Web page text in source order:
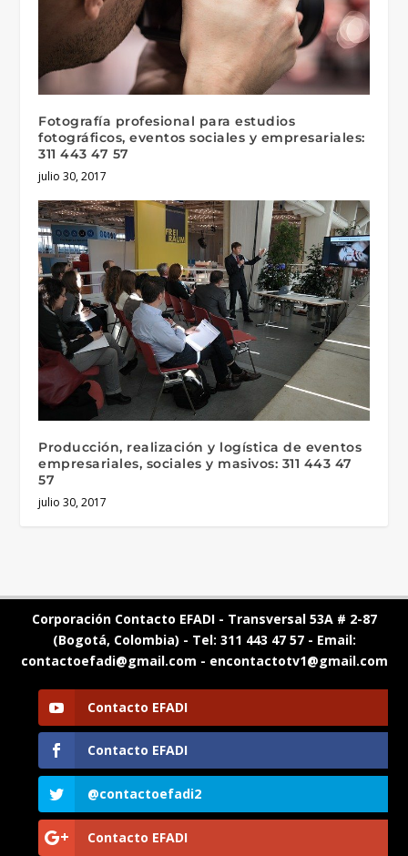
Fotografía profesional para estudios
fotográficos, eventos sociales y empresariales:
311 443 47 57
julio 30, 2017
Producción, realización y logística de eventos
empresariales, sociales y masivos: 311 443 47
57
julio 30, 2017
Corporación Contacto EFADI - Transversal 53A # 2-87
(Bogotá, Colombia) - Tel: 311 443 47 57 - Email:
contactoefadi@gmail.com - encontactotv1@gmail.com
Contacto EFADI
Contacto EFADI
@contactoefadi2
Contacto EFADI